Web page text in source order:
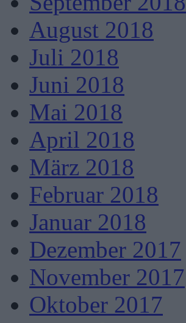
August 2018
Juli 2018
Juni 2018
Mai 2018
April 2018
März 2018
Februar 2018
Januar 2018
Dezember 2017
November 2017
Oktober 2017